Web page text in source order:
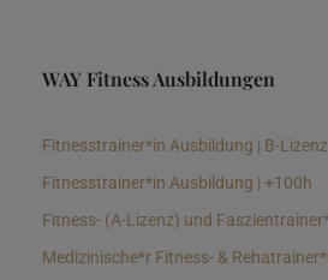
WAY Fitness Ausbildungen
Fitnesstrainer*in Ausbildung | B-Lizenz
Fitnesstrainer*in Ausbildung | +100h
Fitness- (A-Lizenz) und
Medizinische*r Fitness- &